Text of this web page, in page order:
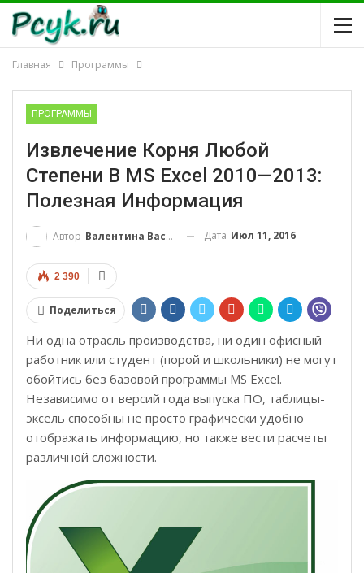
Главная Программы
ПРОГРАММЫ
Извлечение Корня Любой
Степени В MS Excel 2010—2013:
Полезная Информация
Автор Валентина Васильевна Дата Июл 11, 2016
2 390
Поделиться
Ни одна отрасль производства, ни один офисный
работник или студент (порой и школьники) не могут
обойтись без базовой программы MS Excel.
Независимо от версий года выпуска ПО, таблицы-
эксель способны не просто графически удобно
отображать информацию, но также вести расчеты
различной сложности.